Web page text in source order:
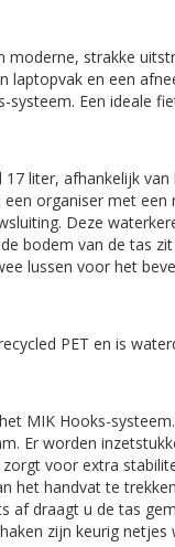
moderne, strakke
laptopvak en een
systeem. Een ideale
liter, afhankelijk van
organiser met een
Deze
bodem van de tas zit
lussen voor het
PET en is
MIK Hooks-
Er worden
voor extra
het handvat te
af draagt u de tas
zijn keurig netjes